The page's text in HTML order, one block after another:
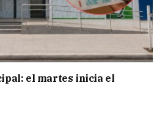
el martes inicia el